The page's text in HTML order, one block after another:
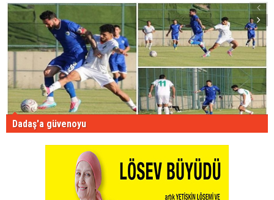
Dadaş'a güvenoyu